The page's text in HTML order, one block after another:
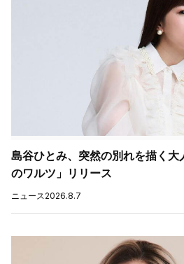
島谷ひとみ、突然の別れを描く
のワルツ」リリース
ニュース2026.8.7